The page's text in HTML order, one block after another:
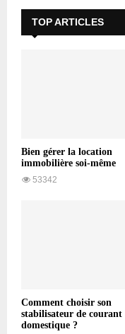
TOP ARTICLES
Bien gérer la location
immobilière soi-même
53342
Comment choisir son
stabilisateur de courant
domestique ?